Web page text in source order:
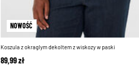
NOWOŚĆ
Koszula z okraglym dekoltem z wiskozy w paski
89,99 zł